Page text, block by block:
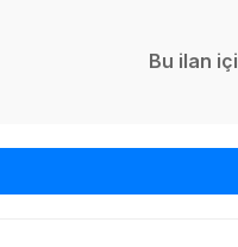
Bu ilan